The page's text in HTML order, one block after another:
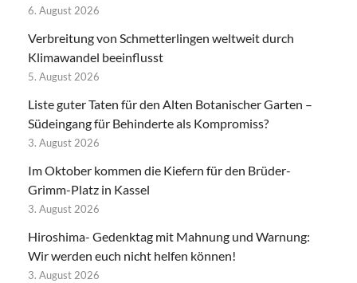
6. August 2026
Verbreitung von Schmetterlingen weltweit durch
Klimawandel beeinflusst
5. August 2026
Liste guter Taten für den Alten Botanischer Garten –
Südeingang für Behinderte als Kompromiss?
3. August 2026
Im Oktober kommen die Kiefern für den Brüder-
Grimm-Platz in Kassel
3. August 2026
Hiroshima- Gedenktag mit Mahnung und Warnung:
Wir werden euch nicht helfen können!
3. August 2026